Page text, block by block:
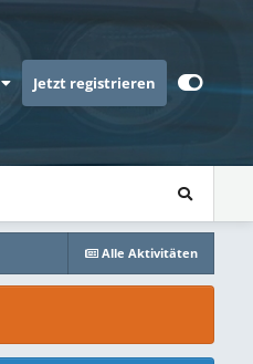
Jetzt registrieren
Alle Aktivitäten